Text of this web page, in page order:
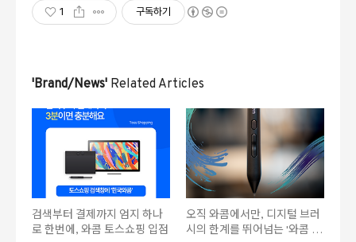
1 구독하기
'Brand/News' Related Articles
검색부터 결제까지 엄지 하나
로 한번에, 와콤 토스쇼핑 입점
오직 와콤에서만, 디지털 브러
시의 한계를 뛰어넘는 '와콤 아